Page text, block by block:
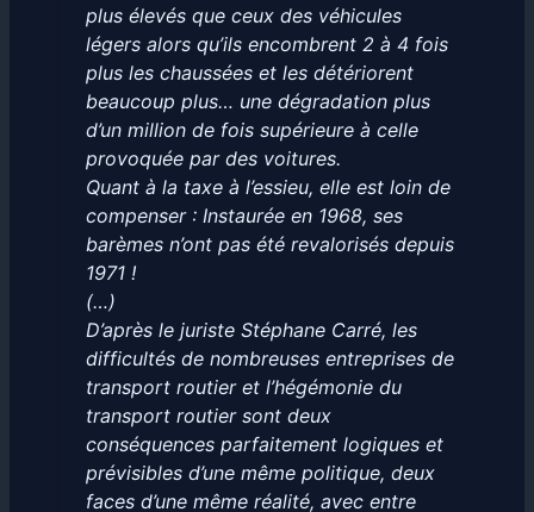
plus élevés que ceux des véhicules
légers alors qu’ils encombrent 2 à 4 fois
plus les chaussées et les détériorent
beaucoup plus… une dégradation plus
d’un million de fois supérieure à celle
provoquée par des voitures.
Quant à la taxe à l’essieu, elle est loin de
compenser : Instaurée en 1968, ses
barèmes n’ont pas été revalorisés depuis
1971!
(…)
D’après le juriste Stéphane Carré, les
difficultés de nombreuses entreprises de
transport routier et l’hégémonie du
transport routier sont deux
conséquences parfaitement logiques et
prévisibles d’une même politique, deux
faces d’une même réalité, avec entre